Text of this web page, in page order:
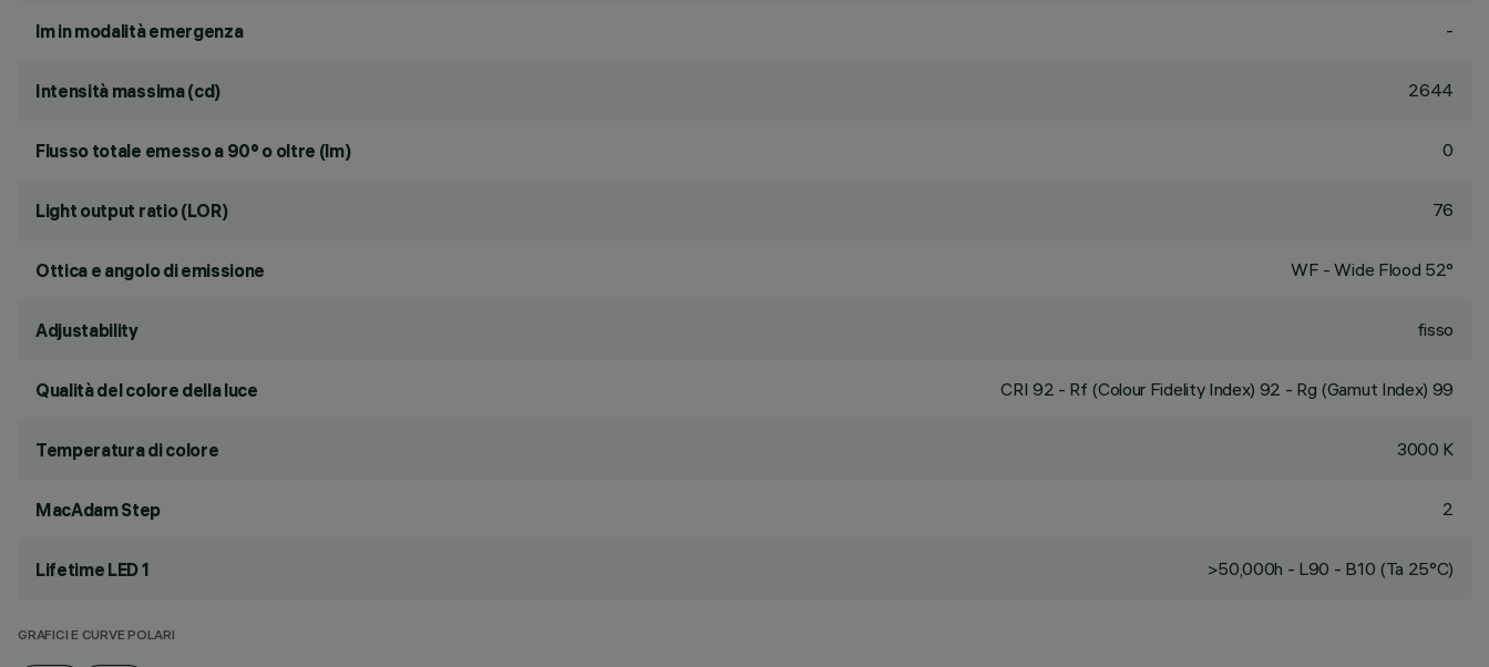
lm in modalità emergenza -
Intensità massima (cd) 2644
Flusso totale emesso a 90° o oltre (lm) 0
Light output ratio (LOR) 76
Ottica e angolo di emissione WF - Wide Flood 52°
Adjustability fisso
Qualità del colore della luce CRI 92 - Rf (Colour Fidelity Index) 92 - Rg (Gamut Index) 99
Temperatura di colore 3000 K
MacAdam Step 2
Lifetime LED 1 >50,000h - L90 - B10 (Ta 25°C)
GRAFICI E CURVE POLARI